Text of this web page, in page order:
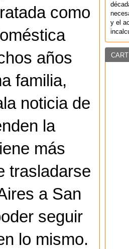
como
años
familia,
noticia de
la
más
trasladarse
a San
seguir
lo mismo.
y el